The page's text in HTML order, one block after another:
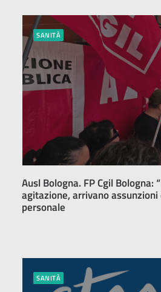
SANITÀ
Ausl Bologna. FP Cgil Bologna:
agitazione, arrivano
personale
SANITÀ